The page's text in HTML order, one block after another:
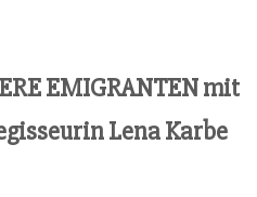
EMIGRANTEN mit
Lena Karbe